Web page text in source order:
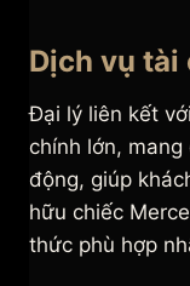
Dịch vụ
Đại lý liên kết
chính lớn,
động, giúp
hữu chiếc
thức phù hợp